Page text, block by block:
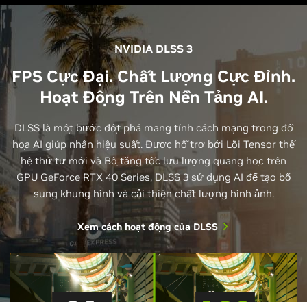
NVIDIA DLSS 3
FPS Cực Đại. Chất Lượng Cực Đỉnh.
Hoạt Động Trên Nền Tảng AI.
DLSS là một bước đột phá mang tính cách mạng trong đồ
họa AI giúp nhân hiệu suất. Được hỗ trợ bởi Lõi Tensor thế
hệ thứ tư mới và Bộ tăng tốc lưu lượng quang học trên
GPU GeForce RTX 40 Series, DLSS 3 sử dụng AI để tạo bổ
sung khung hình và cải thiện chất lượng hình ảnh.
Xem cách hoạt động của DLSS